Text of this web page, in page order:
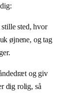
sted, hvor
øjnene, og tag
og giv
dig rolig, så